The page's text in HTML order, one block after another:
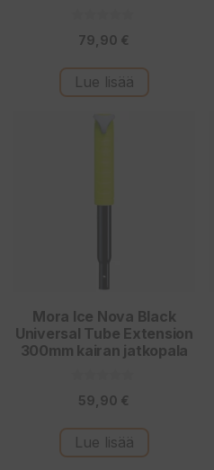
s
79,90 €
Lue lisää
Mora Ice Nova Black
Universal Tube Extension
300mm kairan jatkopala
s
59,90 €
Lue lisää